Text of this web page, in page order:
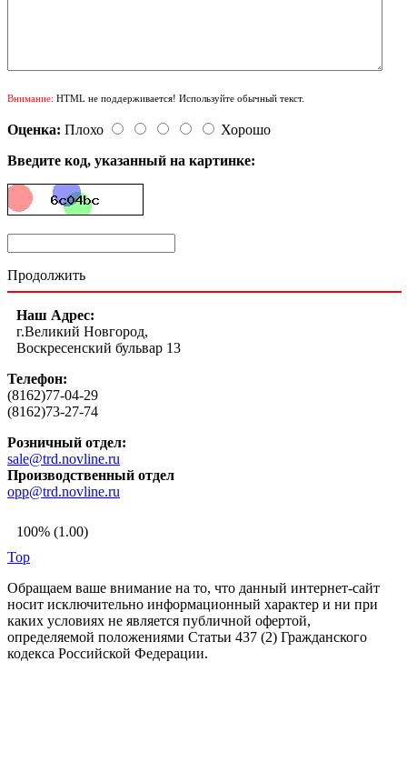
Внимание: HTML не поддерживается! Используйте обычный текст.
Оценка: Плохо
Хорошо
Введите код, указанный на картинке:
Продолжить
Наш Адрес:
г.Великий Новгород,
Воскресенский бульвар 13
Телефон:
(8162)77-04-29
(8162)73-27-74
Розничный отдел:
sale@trd.novline.ru
Производственный отдел
opp@trd.novline.ru
100% (1.00)
Top
Обращаем ваше внимание на то, что данный интернет-сайт
носит исключительно информационный характер и ни при
каких условиях не является публичной офертой,
определяемой положениями Статьи 437 (2) Гражданского
кодекса Российской Федерации.